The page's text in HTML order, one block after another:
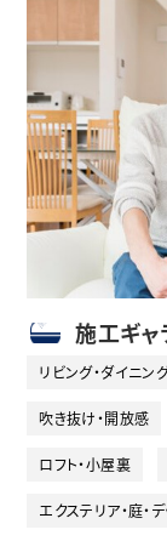
施工ギャ
リビング・ダイニン
吹き抜け・開放感
ロフト・小屋裏
エクステリア・庭・